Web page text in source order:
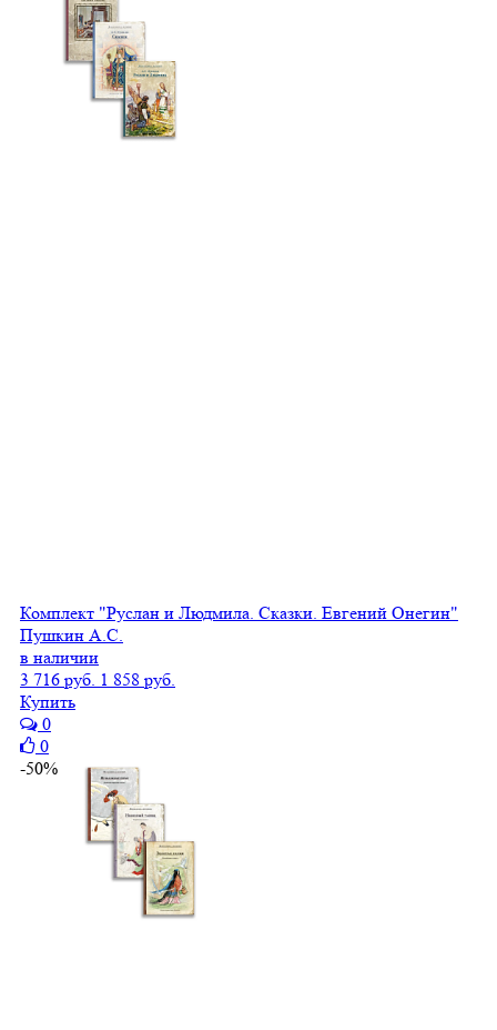
Комплект "Руслан и Людмила. Сказки. Евгений Онегин"
Пушкин А.С.
в наличии
3 716 руб. 1 858 руб.
Купить
0
0
-50%